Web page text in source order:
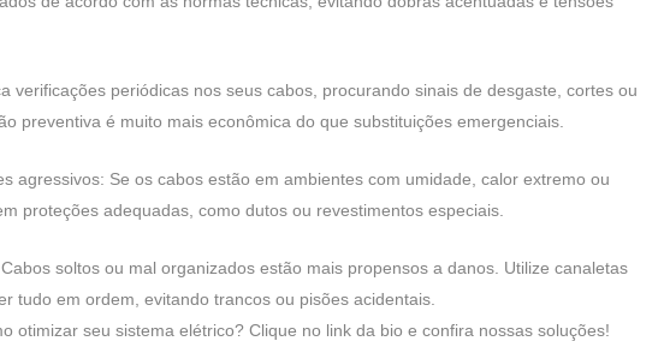
verificações periódicas nos seus cabos, procurando sinais de desgaste, cortes ou
preventiva é muito mais econômica do que substituições emergenciais.
agressivos: Se os cabos estão em ambientes com umidade, calor extremo ou
proteções adequadas, como dutos ou revestimentos especiais.
soltos ou mal organizados estão mais propensos a danos. Utilize canaletas
tudo em ordem, evitando trancos ou pisões acidentais.
otimizar seu sistema elétrico? Clique no link da bio e confira nossas soluções!